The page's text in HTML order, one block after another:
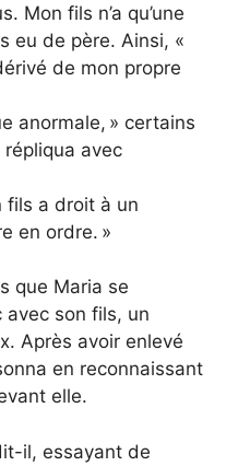
Mon fils n’a qu’une
eu de père. Ainsi, «
de mon propre
anormale, » certains
avec
fils a droit à un
en ordre. »
que Maria se
avec son fils, un
Après avoir enlevé
en reconnaissant
elle.
il, essayant de